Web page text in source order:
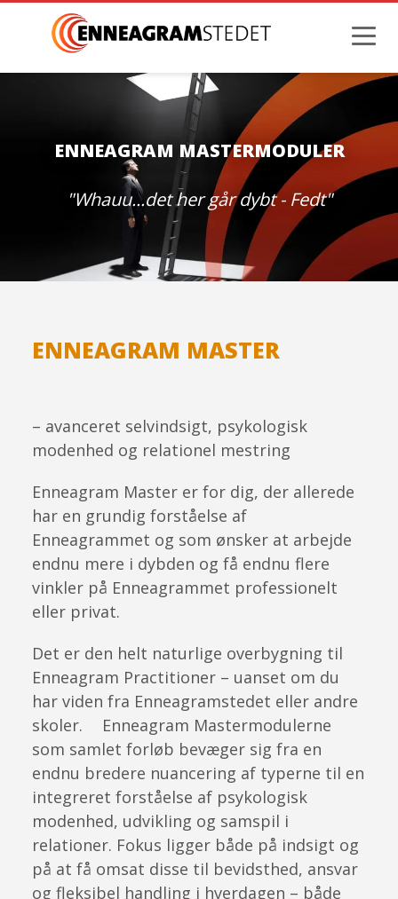
ENNEAGRAM MASTERMODULER
"Whauu...det her går dybt - Fedt"
ENNEAGRAM MASTER
– avanceret selvindsigt, psykologisk
modenhed og relationel mestring
Enneagram Master er for dig, der allerede
har en grundig forståelse af
Enneagrammet og som ønsker at arbejde
endnu mere i dybden og få endnu flere
vinkler på Enneagrammet professionelt
eller privat.
Det er den helt naturlige overbygning til
Enneagram Practitioner – uanset om du
har viden fra Enneagramstedet eller andre
skoler. Enneagram Mastermodulerne
som samlet forløb bevæger sig fra en
endnu bredere nuancering af typerne til en
integreret forståelse af psykologisk
modenhed, udvikling og samspil i
relationer. Fokus ligger både på indsigt og
på at få omsat disse til bevidsthed, ansvar
og fleksibel handling i hverdagen – både